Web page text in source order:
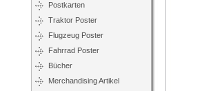
Postkarten
Traktor Poster
Flugzeug Poster
Fahrrad Poster
Bücher
Merchandising Artikel